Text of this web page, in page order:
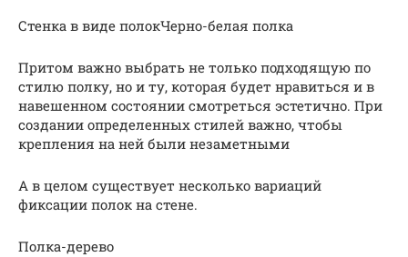
Стенка в виде полокЧерно-белая полка
Притом важно выбрать не только подходящую по
стилю полку, но и ту, которая будет нравиться и в
навешенном состоянии смотреться эстетично. При
создании определенных стилей важно, чтобы
крепления на ней были незаметными
А в целом существует несколько вариаций
фиксации полок на стене.
Полка-дерево